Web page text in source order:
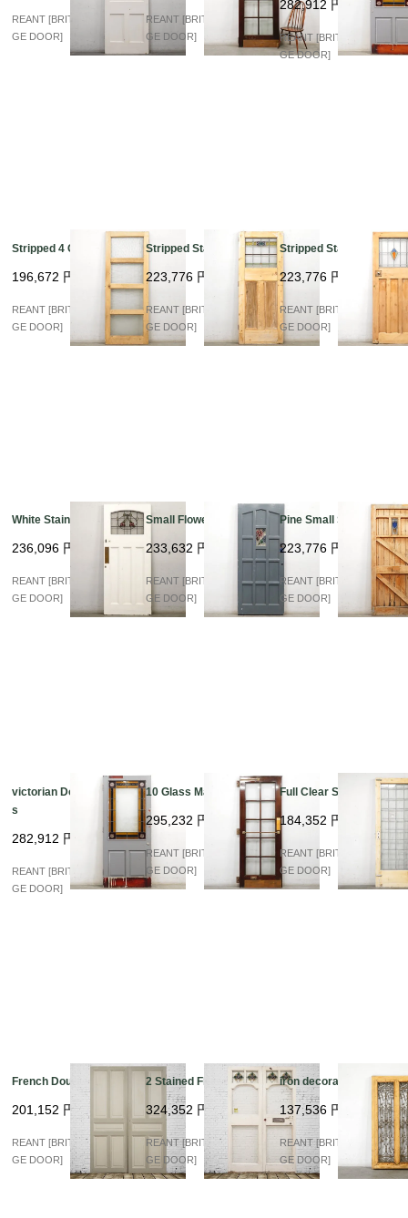
REANT [BRITISH VINTA
GE DOOR]
REANT [BRITISH VINTA
GE DOOR]
282,912 円
REANT [BRITISH VINTA
GE DOOR]
Stripped 4 Glass
196,672 円
REANT [BRITISH VINTA
GE DOOR]
Stripped Stained
223,776 円
REANT [BRITISH VINTA
GE DOOR]
Stripped Stained
223,776 円
REANT [BRITISH VINTA
GE DOOR]
White Stained Glass
236,096 円
REANT [BRITISH VINTA
GE DOOR]
Small Flower Stained
233,632 円
REANT [BRITISH VINTA
GE DOOR]
Pine Small Stained
223,776 円
REANT [BRITISH VINTA
GE DOOR]
victorian Double Glas
s
282,912 円
REANT [BRITISH VINTA
GE DOOR]
10 Glass Mahogany
295,232 円
REANT [BRITISH VINTA
GE DOOR]
Full Clear Stained
184,352 円
REANT [BRITISH VINTA
GE DOOR]
French Double Panel
201,152 円
REANT [BRITISH VINTA
GE DOOR]
2 Stained Flont
324,352 円
REANT [BRITISH VINTA
GE DOOR]
iron decoration
137,536 円
REANT [BRITISH VINTA
GE DOOR]